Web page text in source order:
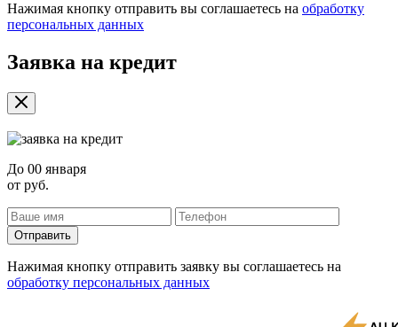
Нажимая кнопку отправить вы соглашаетесь на обработку
персональных данных
Заявка на кредит
До 00 января
от руб.
Отправить
Нажимая кнопку отправить заявку вы соглашаетесь на
обработку персональных данных